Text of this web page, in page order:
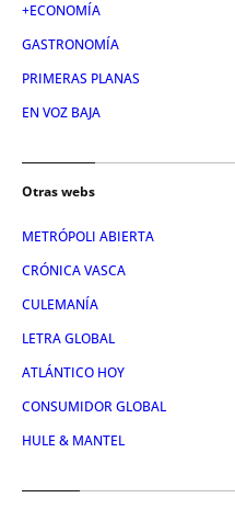
+ECONOMÍA
GASTRONOMÍA
PRIMERAS PLANAS
EN VOZ BAJA
Otras webs
METRÓPOLI ABIERTA
CRÓNICA VASCA
CULEMANÍA
LETRA GLOBAL
ATLÁNTICO HOY
CONSUMIDOR GLOBAL
HULE & MANTEL